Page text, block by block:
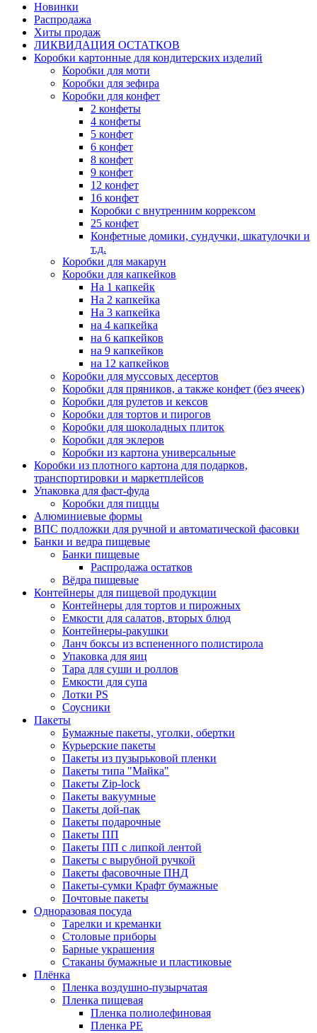
Новинки
Распродажа
Хиты продаж
ЛИКВИДАЦИЯ ОСТАТКОВ
Коробки картонные для кондитерских изделий
Коробки для моти
Коробки для зефира
Коробки для конфет
2 конфеты
4 конфеты
5 конфет
6 конфет
8 конфет
9 конфет
12 конфет
16 конфет
Коробки с внутренним коррексом
25 конфет
Конфетные домики, сундучки, шкатулочки и
т.д.
Коробки для макарун
Коробки для капкейков
На 1 капкейк
На 2 капкейка
На 3 капкейка
на 4 капкейка
на 6 капкейков
на 9 капкейков
на 12 капкейков
Коробки для муссовых десертов
Коробки для пряников, а также конфет (без ячеек)
Коробки для рулетов и кексов
Коробки для тортов и пирогов
Коробки для шоколадных плиток
Коробки для эклеров
Коробки из картона универсальные
Коробки из плотного картона для подарков,
транспортировки и маркетплейсов
Упаковка для фаст-фуда
Коробки для пиццы
Алюминиевые формы
ВПС подложки для ручной и автоматической фасовки
Банки и ведра пищевые
Банки пищевые
Распродажа остатков
Вёдра пищевые
Контейнеры для пищевой продукции
Контейнеры для тортов и пирожных
Емкости для салатов, вторых блюд
Контейнеры-ракушки
Ланч боксы из вспененного полистирола
Упаковка для яиц
Тара для суши и роллов
Емкости для супа
Лотки PS
Соусники
Пакеты
Бумажные пакеты, уголки, обертки
Курьерские пакеты
Пакеты из пузырьковой пленки
Пакеты типа "Майка"
Пакеты Zip-lock
Пакеты вакуумные
Пакеты дой-пак
Пакеты подарочные
Пакеты ПП
Пакеты ПП с липкой лентой
Пакеты с вырубной ручкой
Пакеты фасовочные ПНД
Пакеты-сумки Крафт бумажные
Почтовые пакеты
Одноразовая посуда
Тарелки и креманки
Столовые приборы
Барные украшения
Стаканы бумажные и пластиковые
Плёнка
Пленка воздушно-пузырчатая
Пленка пищевая
Пленка полиолефиновая
Пленка PE